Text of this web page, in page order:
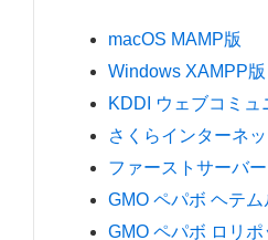
macOS MAMP版
Windows XAMPP版
KDDI ウェブコミュ
さくらインターネ
ファーストサーバ
GMO ペパボ ヘテム
GMO ペパボ ロリポ